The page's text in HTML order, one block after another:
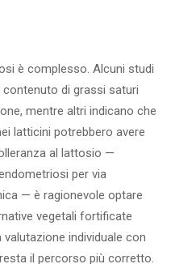
è complesso. Alcuni studi
di grassi saturi
mentre altri indicano che
latticini potrebbero avere
al lattosio —
per via
— è ragionevole optare
vegetali fortificate
individuale con
il percorso più corretto.